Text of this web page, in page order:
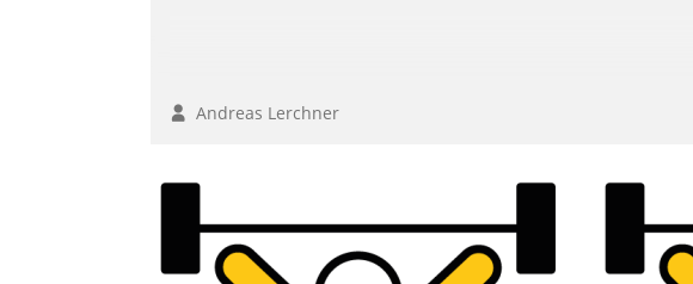
Andreas Lerchner